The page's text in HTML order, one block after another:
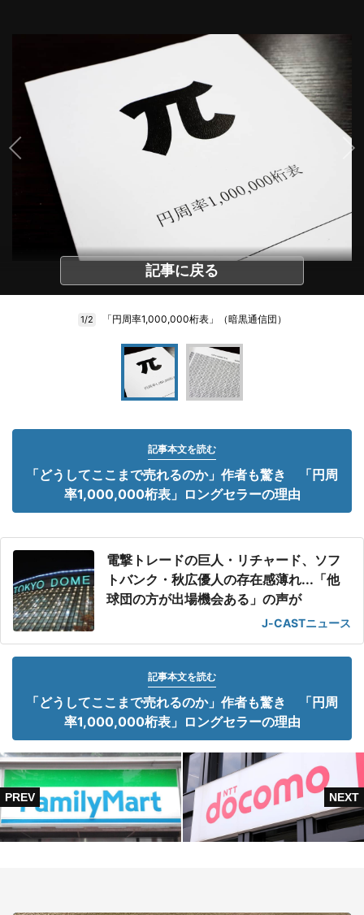
記事に戻る
1/2 「円周率1,000,000桁表」（暗黒通信団）
記事本文を読む
「どうしてここまで売れるのか」作者も驚き 「円周
率1,000,000桁表」ロングセラーの理由
電撃トレードの巨人・リチャード、ソフ
トバンク・秋広優人の存在感薄れ...「他
球団の方が出場機会ある」の声が
J-CASTニュース
記事本文を読む
「どうしてここまで売れるのか」作者も驚き 「円周
率1,000,000桁表」ロングセラーの理由